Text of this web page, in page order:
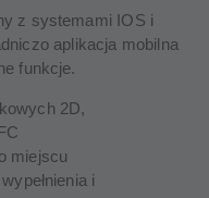
z systemami IOS i
aplikacja mobilna
funkcje.
2D,
miejscu
i